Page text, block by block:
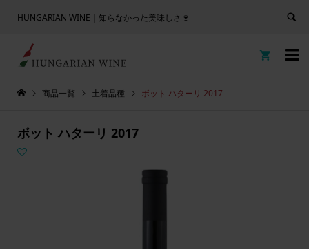
HUNGARIAN WINE｜知らなかった美味しさ🍷


商品一覧 土着品種 ボット ハターリ 2017
ボット ハターリ 2017